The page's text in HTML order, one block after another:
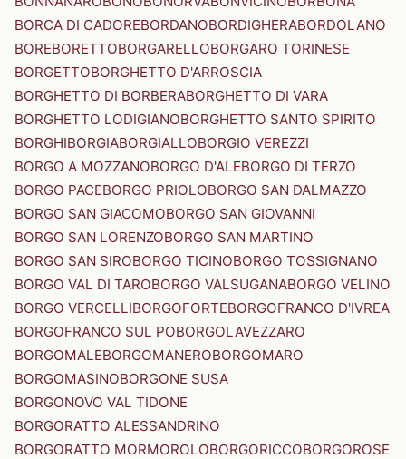
BORCA DI CADOREBORDANOBORDIGHERABORDOLANO
BOREBORETTOBORGARELLOBORGARO TORINESE
BORGETTOBORGHETTO D'ARROSCIA
BORGHETTO DI BORBERABORGHETTO DI VARA
BORGHETTO LODIGIANOBORGHETTO SANTO SPIRITO
BORGHIBORGIABORGIALLOBORGIO VEREZZI
BORGO A MOZZANOBORGO D'ALEBORGO DI TERZO
BORGO PACEBORGO PRIOLOBORGO SAN DALMAZZO
BORGO SAN GIACOMOBORGO SAN GIOVANNI
BORGO SAN LORENZOBORGO SAN MARTINO
BORGO SAN SIROBORGO TICINOBORGO TOSSIGNANO
BORGO VAL DI TAROBORGO VALSUGANABORGO VELINO
BORGO VERCELLIBORGOFORTEBORGOFRANCO D'IVREA
BORGOFRANCO SUL POBORGOLAVEZZARO
BORGOMALEBORGOMANEROBORGOMARO
BORGOMASINOBORGONE SUSA
BORGONOVO VAL TIDONE
BORGORATTO ALESSANDRINO
BORGORATTO MORMOROLOBORGORICCOBORGOROSE